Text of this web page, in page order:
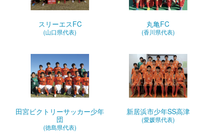
スリーエスFC
(山口県代表)
丸亀FC
(香川県代表)
田宮ビクトリーサッカー少年
団
(徳島県代表)
新居浜市少年SS高津
(愛媛県代表)